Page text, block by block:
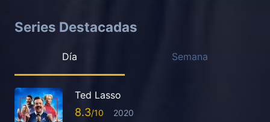
Series Destacadas
Día Semana
Ted Lasso
8.3 2020